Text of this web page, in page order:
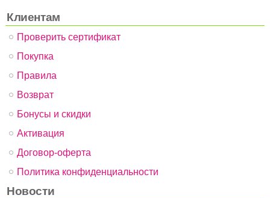
Клиентам
Проверить сертификат
Покупка
Правила
Возврат
Бонусы и скидки
Активация
Договор-оферта
Политика конфиденциальности
Новости